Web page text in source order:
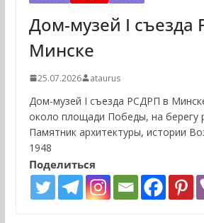
Дом-музей I съезда
Минске
25.07.2026 ataurus
Дом-музей I съезда РСДРП в
около площади Победы, на берегу
Памятник архитектуры, истории
1948
Поделиться